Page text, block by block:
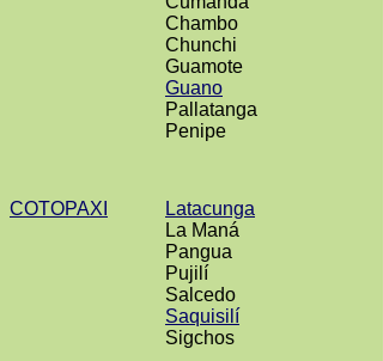
Chambo
Chunchi
Guamote
Guano
Pallatanga
Penipe
COTOPAXI
Latacunga
La Maná
Pangua
Pujilí
Salcedo
Saquisilí
Sigchos